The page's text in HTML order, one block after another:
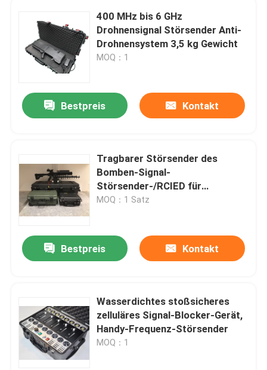
Produkte
Videos
400 MHz bis 6 GHz
Drohnensignal Störsender Anti-
Drohnensystem 3,5 kg Gewicht
MOQ：1
Bestpreis Kontakt
Tragbarer Störsender des
Bomben-Signal-
Störsender-/RCIED für
Militärsicherheitskraft
MOQ：1 Satz
Bestpreis Kontakt
Wasserdichtes stoßsicheres
zelluläres Signal-Blocker-Gerät,
Handy-Frequenz-Störsender
MOQ：1